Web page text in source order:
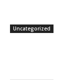
Uncategorized